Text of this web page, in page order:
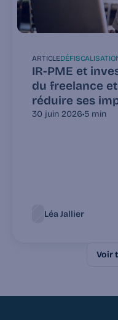
ARTICLE
IR-PME et
du freelance
réduire ses
30 juin 2026•5 min
Léa Jallier
Voir